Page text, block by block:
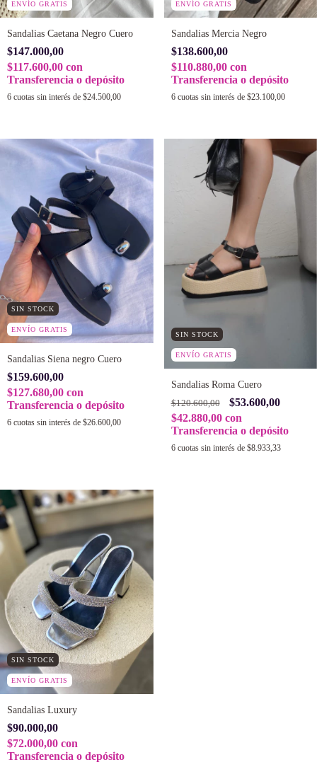
ENVÍO GRATIS
Sandalias Caetana Negro Cuero
$147.000,00
$117.600,00 con
Transferencia o depósito
6 cuotas sin interés de $24.500,00
ENVÍO GRATIS
Sandalias Mercia Negro
$138.600,00
$110.880,00 con
Transferencia o depósito
6 cuotas sin interés de $23.100,00
SIN STOCK
ENVÍO GRATIS
Sandalias Siena negro Cuero
$159.600,00
$127.680,00 con
Transferencia o depósito
6 cuotas sin interés de $26.600,00
SIN STOCK
ENVÍO GRATIS
Sandalias Roma Cuero
$120.600,00
$53.600,00
$42.880,00 con
Transferencia o depósito
6 cuotas sin interés de $8.933,33
SIN STOCK
ENVÍO GRATIS
Sandalias Luxury
$90.000,00
$72.000,00 con
Transferencia o depósito